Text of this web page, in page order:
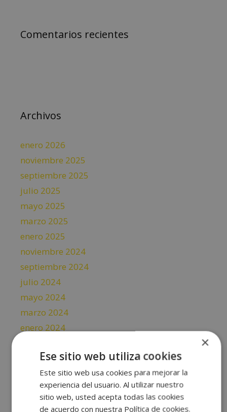
Comentarios recientes
Archivos
enero 2026
noviembre 2025
septiembre 2025
julio 2025
mayo 2025
marzo 2025
enero 2025
noviembre 2024
septiembre 2024
julio 2024
mayo 2024
marzo 2024
enero 2024
septiembre 2023
julio 2023
mayo 2023
abril 2023
×
Ese sitio web utiliza cookies
Este sitio web usa cookies para mejorar la
experiencia del usuario. Al utilizar nuestro
sitio web, usted acepta todas las cookies
de acuerdo con nuestra Política de cookies.